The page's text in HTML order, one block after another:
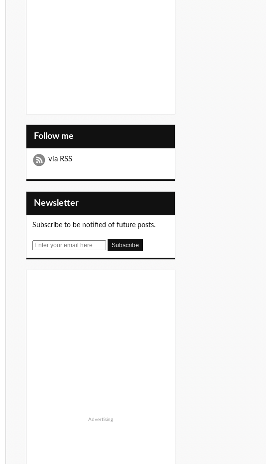
Follow me
via RSS
Newsletter
Subscribe to be notified of future posts.
E
Advertising